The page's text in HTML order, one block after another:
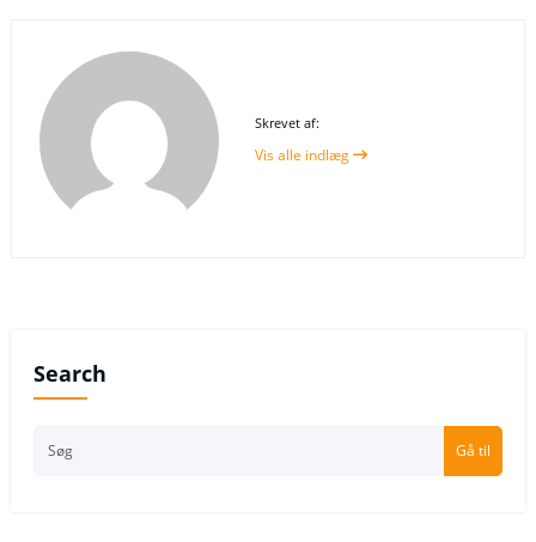
Skrevet af:
Vis alle indlæg
Search
Gå til